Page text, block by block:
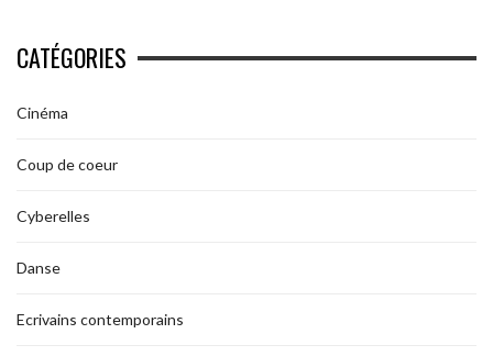
CATÉGORIES
Cinéma
Coup de coeur
Cyberelles
Danse
Ecrivains contemporains